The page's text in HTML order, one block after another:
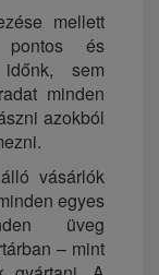
mellett
és
sem
minden
azokból
vásárlók
egyes
üveg
– mint